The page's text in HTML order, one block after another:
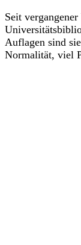
Seit
Auflagen sind
Normalität, viel